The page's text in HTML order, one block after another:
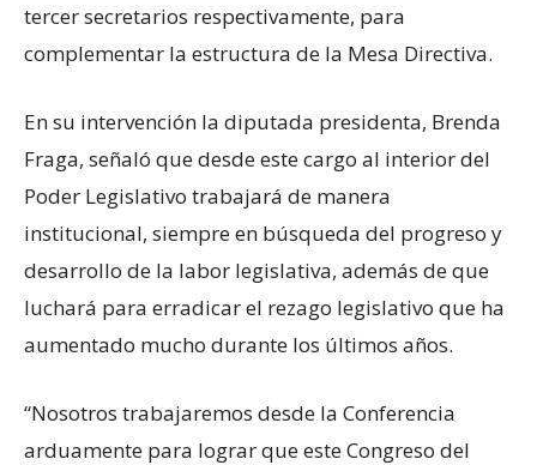
tercer secretarios respectivamente, para
complementar la estructura de la Mesa Directiva.
En su intervención la diputada presidenta, Brenda
Fraga, señaló que desde este cargo al interior del
Poder Legislativo trabajará de manera
institucional, siempre en búsqueda del progreso y
desarrollo de la labor legislativa, además de que
luchará para erradicar el rezago legislativo que ha
aumentado mucho durante los últimos años.
“Nosotros trabajaremos desde la Conferencia
arduamente para lograr que este Congreso del